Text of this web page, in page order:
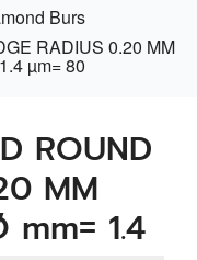
Burs
RADIUS 0.20 MM
µm= 80
ROUND
MM
1.4